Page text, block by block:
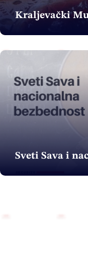
Kraljevački
Sveti Sava i